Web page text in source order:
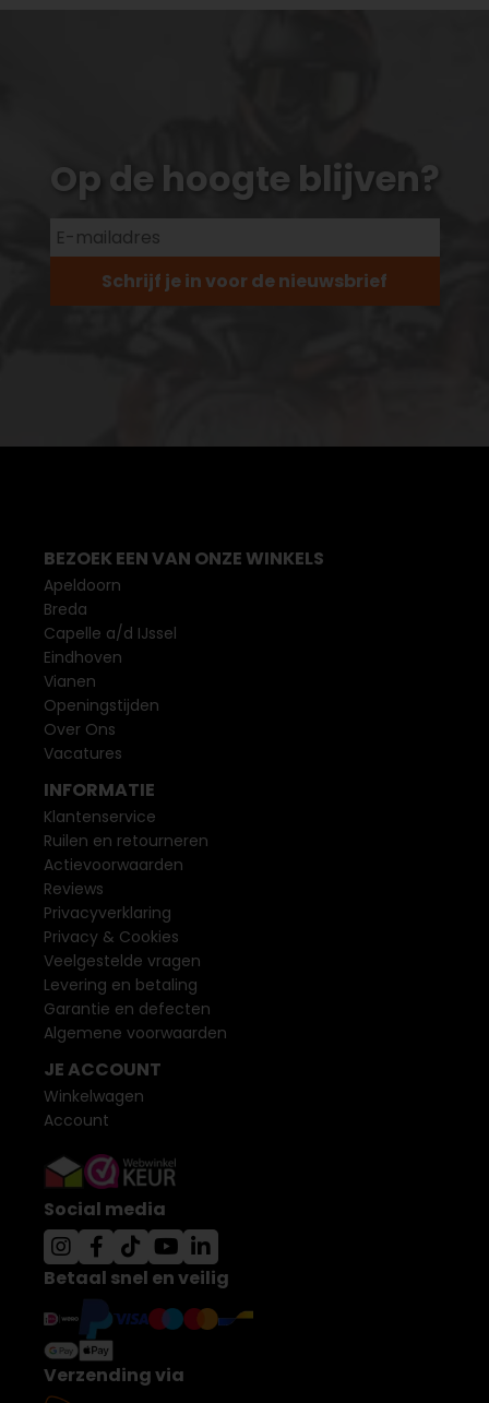
Op de hoogte blijven?
Schrijf je in voor de nieuwsbrief
BEZOEK EEN VAN ONZE WINKELS
Apeldoorn
Breda
Capelle a/d IJssel
Eindhoven
Vianen
Openingstijden
Over Ons
Vacatures
INFORMATIE
Klantenservice
Ruilen en retourneren
Actievoorwaarden
Reviews
Privacyverklaring
Privacy & Cookies
Veelgestelde vragen
Levering en betaling
Garantie en defecten
Algemene voorwaarden
JE ACCOUNT
Winkelwagen
Account
Social media
Betaal snel en veilig
Verzending via